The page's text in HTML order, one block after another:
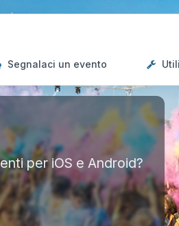
Segnalaci un evento
per iOS e Android?